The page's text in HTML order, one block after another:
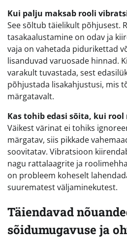
Kui palju maksab rooli
See sõltub täielikult põhjusest.
tasakaalustamine on odav ja
vaja on vahetada pidurikettad
lisanduvad varuosade hinnad.
varakult tuvastada, sest
põhjustada lisakahjustusi, mis
märgatavalt.
Kas tohib edasi sõita, kui rool
Väikest värinat ei tohiks
märgatav, siis pikkade
soovitatav. Vibratsioon
nagu rattalaagrite ja
on probleem koheselt
suurematest väljaminekutest.
Täiendavad
sõidumugavuse ja